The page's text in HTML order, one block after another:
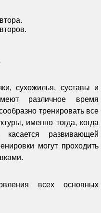
сухожилья, суставы и
различное время
тренировать все
именно тогда, когда
развивающей
могут проходить
всех основных